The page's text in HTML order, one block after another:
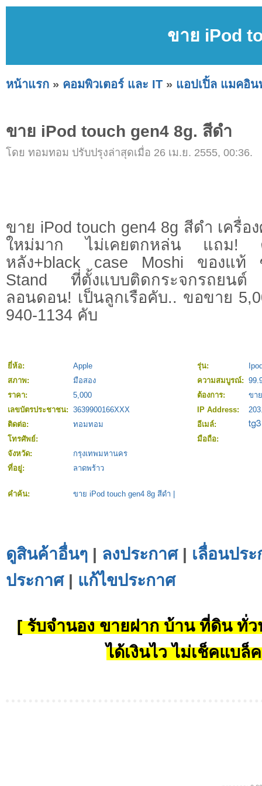
ขาย iPod
หน้าแรก » คอมพิวเตอร์ และ IT » แอปเปิ้ล แมคอิ
ขาย iPod touch gen4 8g. สีดำ
โดย ทอมทอม ปรับปรุงล่าสุดเมื่อ 26 เม.ย. 2555, 00:36.
ขาย iPod touch gen4 8g สีดำ เครื่อ
ใหม่มาก ไม่เคยตกหล่น แถม!
หลัง+black case Moshi ของแ
Stand ที่ตั้งแบบติดกระจกรถย
ลอนดอน! เป็นลูกเรือคับ.. ขอขาย
940-1134 คับ
ยี่ห้อ: Apple รุ่น:
สภาพ:
มือสอง ความสมบูรณ์:
ราคา:
5,000 ต้องการ:
ขาย
เลขบัตรประชาชน: 3639900166XXX IP Address:
ติดต่อ:
ทอมทอม
อีเมล์:
โทรศัพย์:
มือถือ:
จังหวัด:
กรุงเทพมหานคร
ที่อยู่:
ลาดพร้าว
คำค้น: ขาย iPod touch gen4 8g สีดำ
ดูสินค้าอื่นๆ | ลงประกาศ| เลื่อนปร
ประกาศ| แก้ไขประกาศ
[ รับจำนอง ขายฝาก บ้าน ที่ดิน ทั่ว
ได้เงินไว ไม่เช็คแบล็